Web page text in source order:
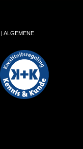
| ALGEMENE